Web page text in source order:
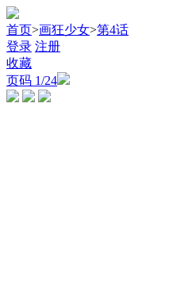
首页>画狂少女>第4话
登录 注册
收藏
页码 1/24